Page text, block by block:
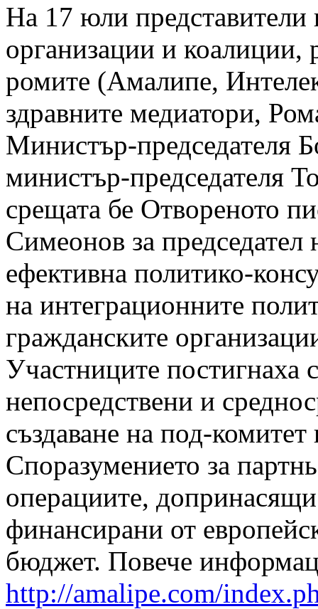
На 17 юли представители
организации и коалиции,
ромите (Амалипе,
здравните медиатори,
Министър-председателя
министър-председателя
срещата бе Отвореното
Симеонов за
ефективна политико-
на интеграционните
гражданските
Участниците постигнаха
непосредствени и
създаване на под-
Споразумението за
операциите,
финансирани от
бюджет. Повече
http://amalipe.com/